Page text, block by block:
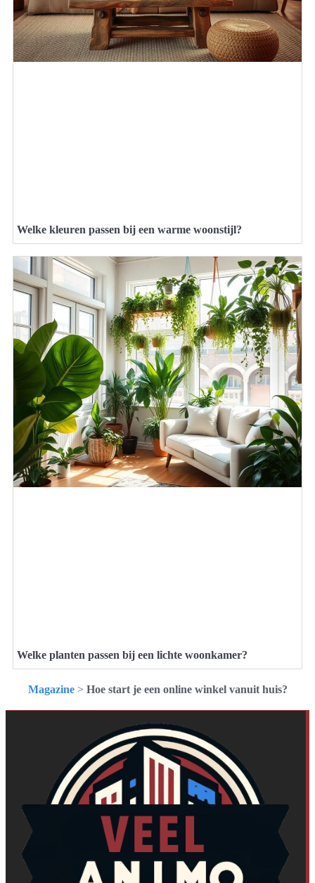
Welke kleuren passen bij een warme woonstijl?
Welke planten passen bij een lichte woonkamer?
Magazine> Hoe start je een online winkel vanuit huis?